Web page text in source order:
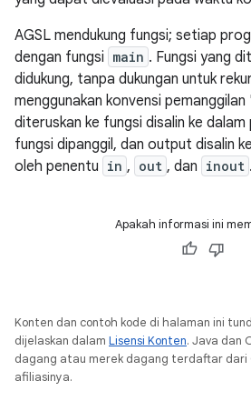
AGSL mendukung fungsi; setiap
dengan fungsi main . Fungsi yang
didukung, tanpa dukungan untuk
menggunakan konvensi
diteruskan ke fungsi disalin ke
fungsi dipanggil, dan output disalin
oleh penentu in , out , dan inout .
Apakah informasi ini
Konten dan contoh kode di halaman ini
dijelaskan dalam Lisensi Konten. Java dan
dagang atau merek dagang terdaftar dari
afiliasinya.